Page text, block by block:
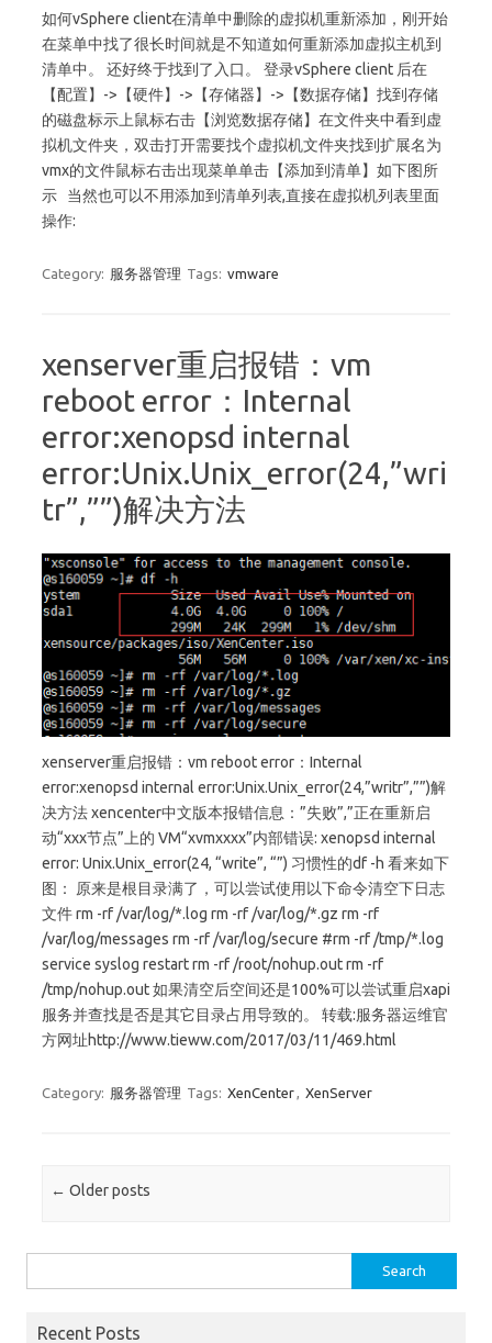
如何vSphere client在清单中删除的虚拟机重新添加，刚开始
在菜单中找了很长时间就是不知道如何重新添加虚拟主机到
清单中。 还好终于找到了入口。 登录vSphere client 后在
【配置】->【硬件】->【存储器】->【数据存储】找到存储
的磁盘标示上鼠标右击【浏览数据存储】在文件夹中看到虚
拟机文件夹，双击打开需要找个虚拟机文件夹找到扩展名为
vmx的文件鼠标右击出现菜单单击【添加到清单】如下图所
示 当然也可以不用添加到清单列表,直接在虚拟机列表里面
操作:
Category: 服务器管理 Tags: vmware
xenserver重启报错：vm
reboot error：Internal
error:xenopsd internal
error:Unix.Unix_error(24,”wri
tr”,””)解决方法
xenserver重启报错：vm reboot error：Internal
error:xenopsd internal error:Unix.Unix_error(24,”writr”,””)解
决方法 xencenter中文版本报错信息：”失败”,”正在重新启
动“xxx节点”上的 VM“xvmxxxx”内部错误: xenopsd internal
error: Unix.Unix_error(24, “write”, “”) 习惯性的df -h 看来如下
图： 原来是根目录满了，可以尝试使用以下命令清空下日志
文件 rm -rf /var/log/*.log rm -rf /var/log/*.gz rm -rf
/var/log/messages rm -rf /var/log/secure #rm -rf /tmp/*.log
service syslog restart rm -rf /root/nohup.out rm -rf
/tmp/nohup.out 如果清空后空间还是100%可以尝试重启xapi
服务并查找是否是其它目录占用导致的。 转载:服务器运维官
方网址http://www.tieww.com/2017/03/11/469.html
Category: 服务器管理 Tags: XenCenter, XenServer
Post navigation
← Older posts
Recent Posts